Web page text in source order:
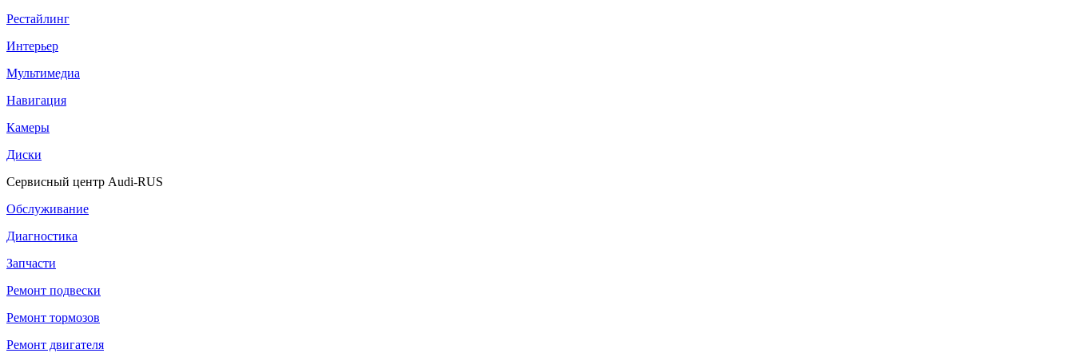
Рестайлинг
Интерьер
Мультимедиа
Навигация
Камеры
Диски
Сервисный центр Audi-RUS
Обслуживание
Диагностика
Запчасти
Ремонт подвески
Ремонт тормозов
Ремонт двигателя